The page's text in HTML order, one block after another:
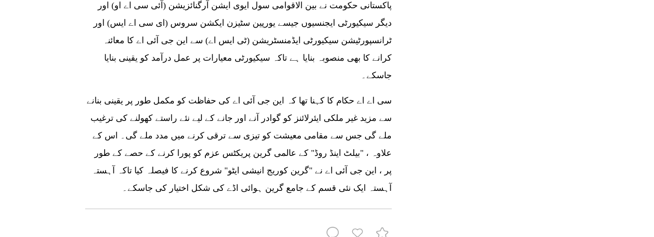
پاکستانی حکومت نے بین الاقوامی سول ایوی ایشن آرگنائزیشن (آئی سی اے او) اور
دیگر سیکیورٹی ایجنسیوں جیسے یورپین سٹیزن ایکشن سروس (ای سی اے ایس) اور
ٹرانسپورٹیشن سیکیورٹی ایڈمنسٹریشن (ٹی ایس اے) سے این جی آئی اے کا معائنہ
کرانے کا بھی منصوبہ بنایا ہے تاکہ سیکیورٹی معیارات پر عمل درآمد کو یقینی بنایا
جاسکے۔
سی اے اے حکام کا کہنا تھا کہ این جی آئی اے کی حفاظت کو مکمل طور پر یقینی بنانے
سے مزید غیر ملکی ایئرلائنز کو گوادر آنے اور جانے کے لیے نئے راستے کھولنے کی ترغیب
ملے گی جس سے مقامی معیشت کو تیزی سے ترقی کرنے میں مدد ملے گی۔ اس کے
علاوہ ، "بیلٹ اینڈ روڈ" کے عالمی گرین پریکٹس عزم کو پورا کرنے کے حصے کے طور
پر ، این جی آئی اے نے "گرین کوریج انیشی ایٹو" شروع کرنے کا فیصلہ کیا تاکہ آہستہ
آہستہ ایک نئی قسم کے جامع گرین ہوائی اڈے کی شکل اختیار کی جاسکے۔